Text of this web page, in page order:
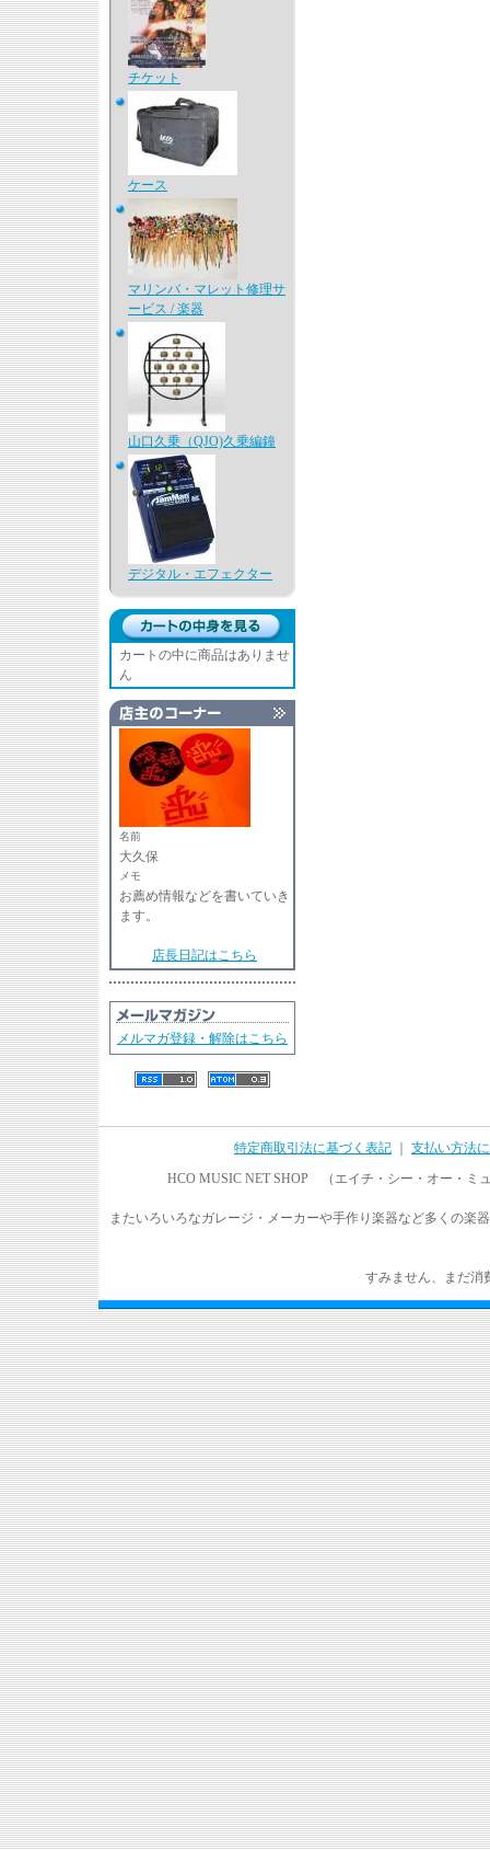
チケット
ケース
マリンバ・マレット修理サ
ービス / 楽器
山口久乗（QJO)久乗編鐘
デジタル・エフェクター
カートの中に商品はありませ
ん
名前
大久保
メモ
お薦め情報などを書いていき
ます。
店長日記はこちら
メルマガ登録・解除はこちら
特定商取引法に基づく表記
支払い方法
HCO MUSIC NET SHOP （エイチ・シー・オー・ミ
またいろいろなガレージ・メーカーや手作り楽器など多くの楽
すみません、まだ消